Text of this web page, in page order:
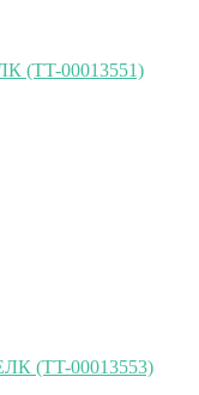
(TT-00013551)
(TT-00013553)